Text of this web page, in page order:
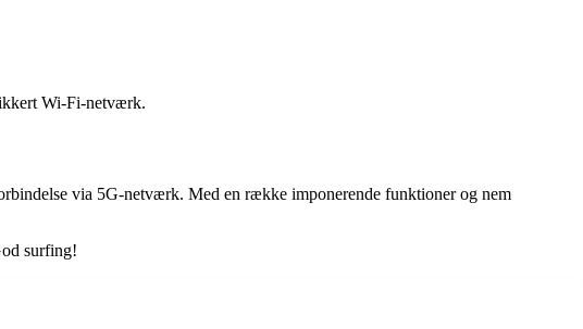
Wi-Fi-netværk.
via 5G-netværk. Med en række imponerende funktioner og nem
surfing!